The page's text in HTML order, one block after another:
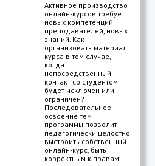
Активное производство
онлайн-курсов требует
новых компетенций
преподавателей, новых
знаний. Как
организовать материал
курса в том случае,
когда
непосредственный
контакт со студентом
будет исключен или
ограничен?
Последовательное
освоение тем
программы позволит
педагогически целостно
выстроить собственный
онлайн-курс, быть
корректным к правам